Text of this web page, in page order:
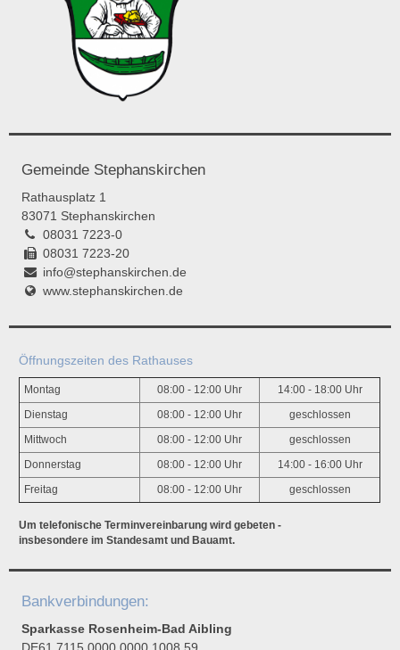
Gemeinde Stephanskirchen
Rathausplatz 1
83071 Stephanskirchen
08031 7223-0
08031 7223-20
info@stephanskirchen.de
www.stephanskirchen.de
Öffnungszeiten des Rathauses
Montag 08:00 - 12:00 Uhr 14:00 - 18:00 Uhr
Dienstag 08:00 - 12:00 Uhr geschlossen
Mittwoch 08:00 - 12:00 Uhr geschlossen
Donnerstag 08:00 - 12:00 Uhr 14:00 - 16:00 Uhr
Freitag 08:00 - 12:00 Uhr geschlossen
Um telefonische Terminvereinbarung wird gebeten -
insbesondere im Standesamt und Bauamt.
Bankverbindungen:
Sparkasse Rosenheim-Bad Aibling